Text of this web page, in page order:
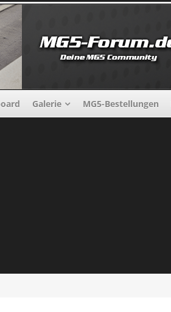
Galerie MG5-Bestellungen